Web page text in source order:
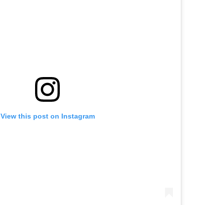
View this post on Instagram